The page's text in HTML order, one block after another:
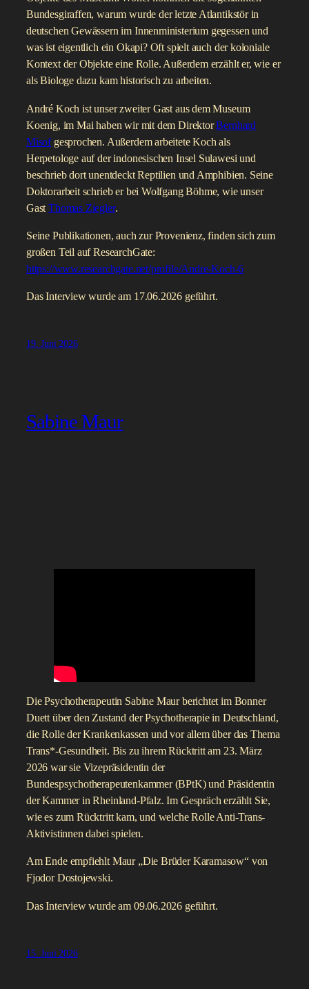
Bundesgiraffen, warum wurde der letzte Atlantikstör in
deutschen Gewässern im Innenministerium gegessen und
was ist eigentlich ein Okapi? Oft spielt auch der koloniale
Kontext der Objekte eine Rolle. Außerdem erzählt er, wie er
als Biologe dazu kam historisch zu arbeiten.
André Koch ist unser zweiter Gast aus dem Museum
Koenig, im Mai haben wir mit dem DirektorBernhard
Misofgesprochen. Außerdem arbeitete Koch als
Herpetologe auf der indonesischen Insel Sulawesi und
beschrieb dort unentdeckt Reptilien und Amphibien. Seine
Doktorarbeit schrieb er bei Wolfgang Böhme, wie unser
GastThomas Ziegler.
Seine Publikationen, auch zur Provenienz, finden sich zum
großen Teil auf ResearchGate:
https://www.researchgate.net/profile/Andre-Koch-6
Das Interview wurde am 17.06.2026 geführt.
19. Juni 2026
Sabine Maur
Die Psychotherapeutin Sabine Maur berichtet im Bonner
Duett über den Zustand der Psychotherapie in Deutschland,
die Rolle der Krankenkassen und vor allem über das Thema
Trans*-Gesundheit. Bis zu ihrem Rücktritt am 23. März
2026 war sie Vizepräsidentin der
Bundespsychotherapeutenkammer (BPtK) und Präsidentin
der Kammer in Rheinland-Pfalz. Im Gespräch erzählt Sie,
wie es zum Rücktritt kam, und welche Rolle Anti-Trans-
Aktivistinnen dabei spielen.
Am Ende empfiehlt Maur „Die Brüder Karamasow“ von
Fjodor Dostojewski.
Das Interview wurde am 09.06.2026 geführt.
15. Juni 2026